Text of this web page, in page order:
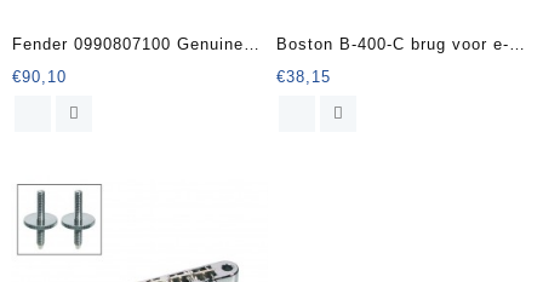
Fender 0990807100 Genuine
Replacement Part bridge
assembly American Series
€90,10
Boston B-400-C brug voor e-
gitaar
€38,15